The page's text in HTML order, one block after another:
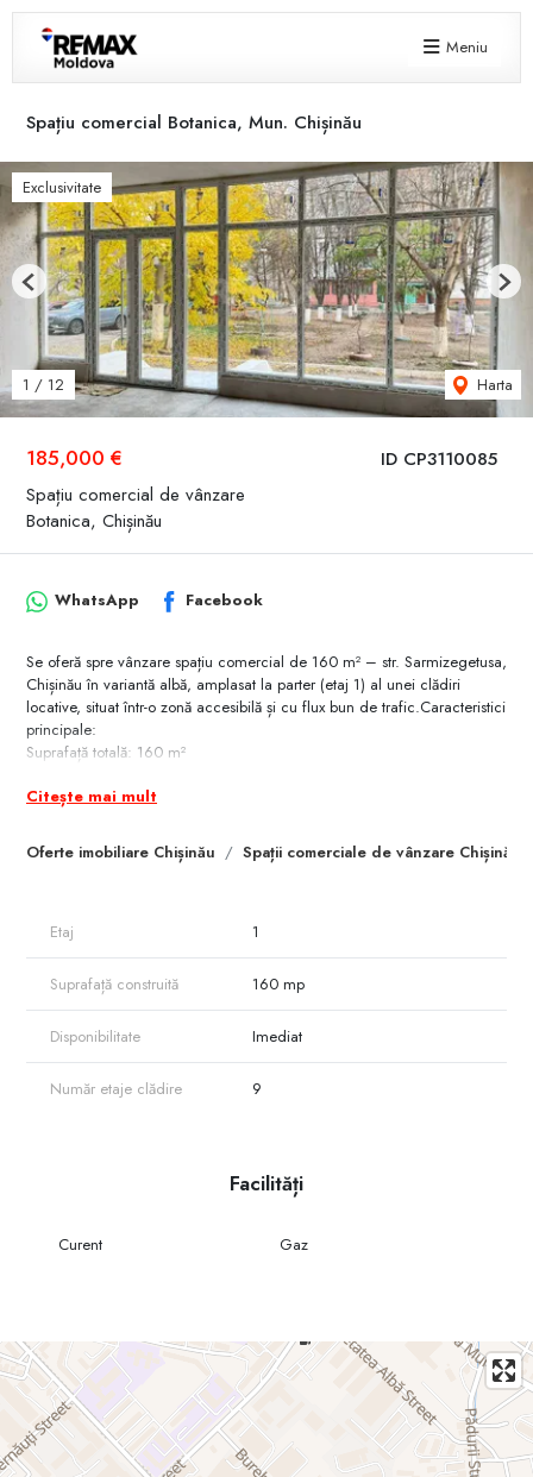
Meniu
Spațiu comercial Botanica, Mun. Chișinău
ID CP3110085
185,000 €
Spațiu comercial de vânzare
Botanica, Chișinău
Exclusivitate
1 / 12 Harta
Previous Next
Oferte imobiliare Chișinău Spații comerciale de vânzare Chișinău
WhatsApp Facebook
Se oferă spre vânzare spațiu comercial de 160 m² – str. Sarmizegetusa,
Chișinău în variantă albă, amplasat la parter (etaj 1) al unei clădiri
locative, situat într-o zonă accesibilă și cu flux bun de trafic.Caracteristici
principale:
Suprafață totală: 160 m²
Toate utilitățile conectate (apă, canalizare, gaz, încălzire).
industriale.
Potrivit pentru magazine, showroom, farmacie, salon de frumusețe,
plină dezvoltare!
Citește mai mult
Etaj 1
Suprafață construită 160 mp
Disponibilitate Imediat
Număr etaje clădire 9
Facilități
Curent Gaz